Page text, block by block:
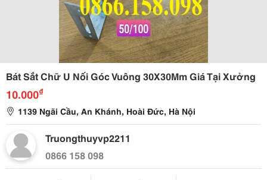
Bát Sắt Chữ U Nối Góc Vuông 30X30Mm Giá Tại Xưởng
10.000₫
1139 Ngãi Cầu, An Khánh, Hoài Đức, Hà Nội
Truongthuyvp2211
0866 158 098